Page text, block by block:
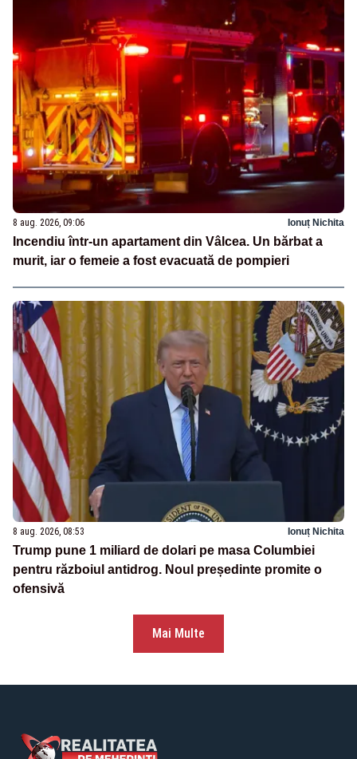
8 aug. 2026, 09:06 Ionuț Nichita
Incendiu într-un apartament din Vâlcea. Un bărbat a
murit, iar o femeie a fost evacuată de pompieri
8 aug. 2026, 08:53 Ionuț Nichita
Trump pune 1 miliard de dolari pe masa Columbiei
pentru războiul antidrog. Noul președinte promite o
ofensivă
Mai Multe